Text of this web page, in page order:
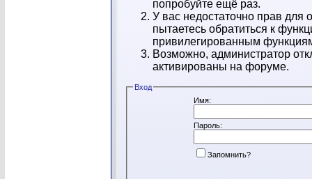
попробуйте ещё раз.
У вас недостаточно прав
пытаетесь обратиться к
привилегированным
Возможно, администратор
активированы на форуме.
Вход
Имя:
Пароль:
Запомнить?